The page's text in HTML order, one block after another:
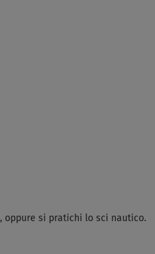
oppure si pratichi lo sci nautico.